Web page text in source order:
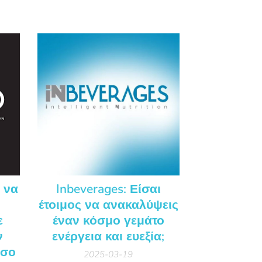
να
Inbeverages: Είσαι
έτοιμος να ανακαλύψεις
έναν κόσμο γεμάτο
ενέργεια και ευεξία;
2025-03-19